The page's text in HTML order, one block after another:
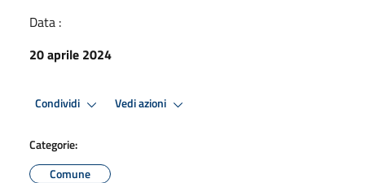
Data :
20 aprile 2024
Condividi Vedi azioni
Categorie:
Comune